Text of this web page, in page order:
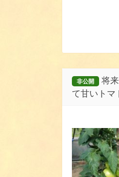
非公開
将
て甘いトマ